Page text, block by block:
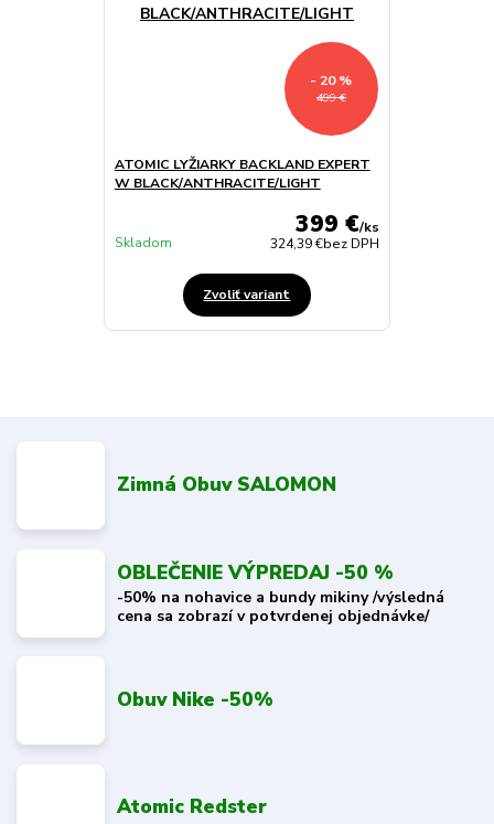
499 €
- 20 %
ATOMIC LYŽIARKY BACKLAND EXPERT
W BLACK/ANTHRACITE/LIGHT
399 €/ks
324,39 €bez DPH
Skladom
Zvoliť variant
Zimná Obuv SALOMON
OBLEČENIE VÝPREDAJ -50 %
-50% na nohavice a bundy mikiny /výsledná
cena sa zobrazí v potvrdenej objednávke/
Obuv Nike -50%
Atomic Redster